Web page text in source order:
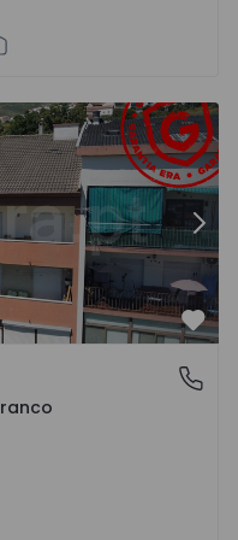
e Canhoso - 1497806 -